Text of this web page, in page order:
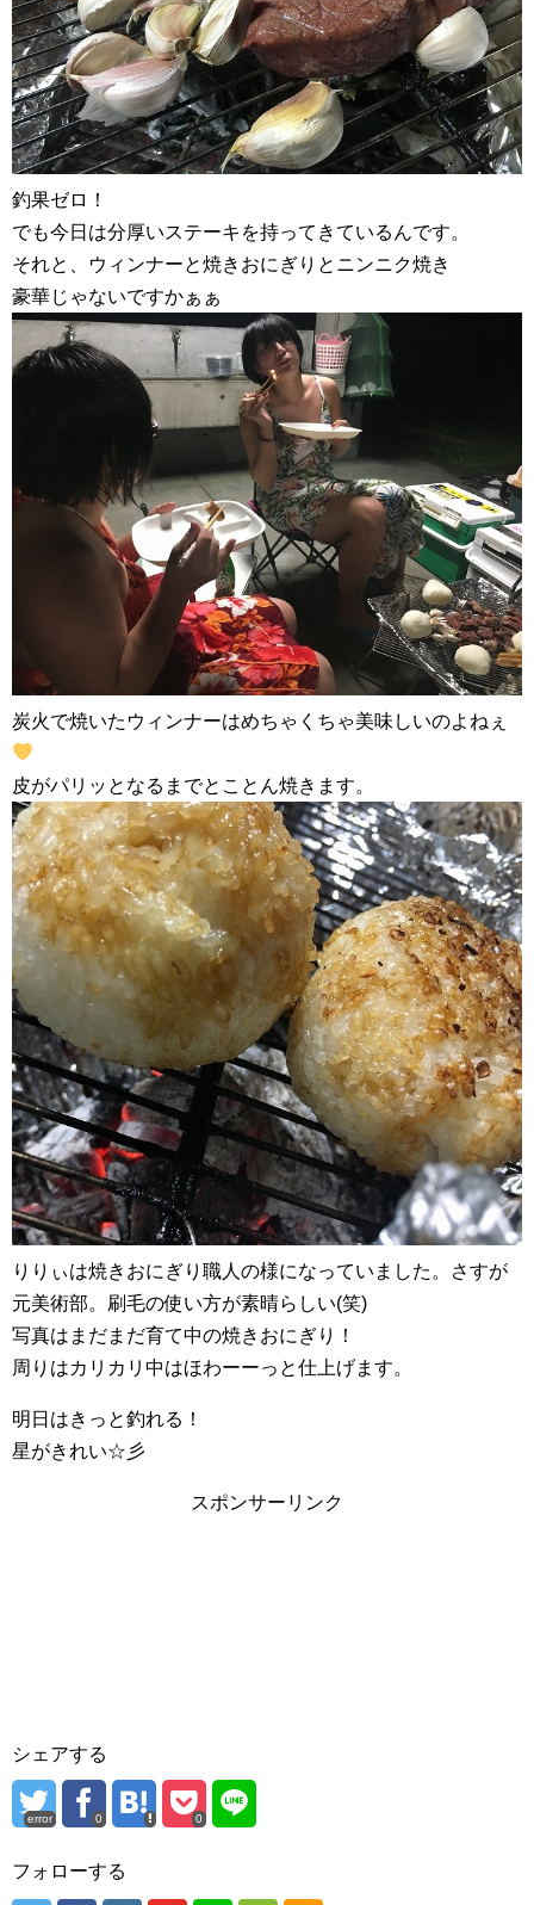
釣果ゼロ！
でも今日は分厚いステーキを持ってきているんです。
それと、ウィンナーと焼きおにぎりとニンニク焼き
豪華じゃないですかぁぁ
炭火で焼いたウィンナーはめちゃくちゃ美味しいのよねぇ
皮がパリッとなるまでとことん焼きます。
りりぃは焼きおにぎり職人の様になっていました。さすが
元美術部。刷毛の使い方が素晴らしい(笑)
写真はまだまだ育て中の焼きおにぎり！
周りはカリカリ中はほわーーっと仕上げます。
明日はきっと釣れる！
星がきれい☆彡
スポンサーリンク
シェアする
error 0 0
フォローする